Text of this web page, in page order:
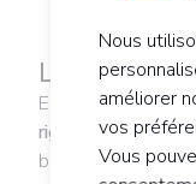
Le + de la
ERGYPHILUS®fem
rigoureusede ses
bifidobactéries,
Nous
améliorer
vos
Vous